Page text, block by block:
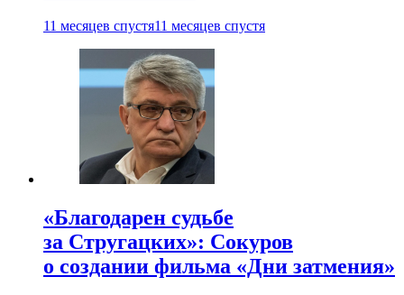
11 месяцев спустя11 месяцев спустя
«Благодарен судьбе
за Стругацких»: Сокуров
о создании фильма «Дни затмения»